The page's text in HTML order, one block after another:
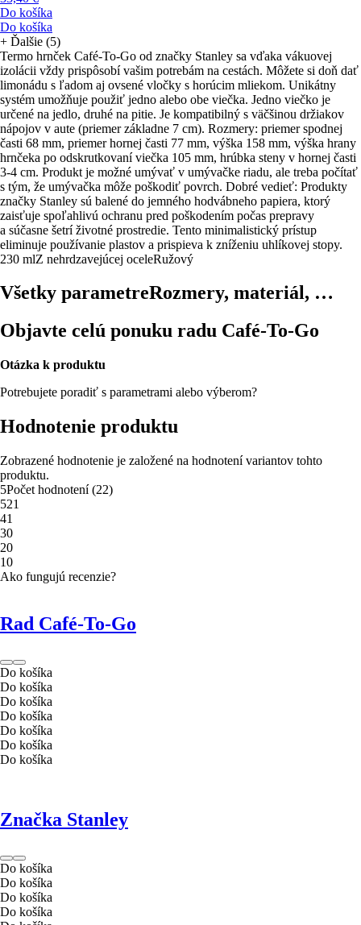
Do košíka
Do košíka
+ Ďalšie (5)
Termo hrnček Café-To-Go od značky Stanley sa vďaka vákuovej
izolácii vždy prispôsobí vašim potrebám na cestách. Môžete si doň dať
limonádu s ľadom aj ovsené vločky s horúcim mliekom. Unikátny
systém umožňuje použiť jedno alebo obe viečka. Jedno viečko je
určené na jedlo, druhé na pitie. Je kompatibilný s väčšinou držiakov
nápojov v aute (priemer základne 7 cm). Rozmery: priemer spodnej
časti 68 mm, priemer hornej časti 77 mm, výška 158 mm, výška hrany
hrnčeka po odskrutkovaní viečka 105 mm, hrúbka steny v hornej časti
3-4 cm. Produkt je možné umývať v umývačke riadu, ale treba počítať
s tým, že umývačka môže poškodiť povrch. Dobré vedieť: Produkty
značky Stanley sú balené do jemného hodvábneho papiera, ktorý
zaisťuje spoľahlivú ochranu pred poškodením počas prepravy
a súčasne šetrí životné prostredie. Tento minimalistický prístup
eliminuje používanie plastov a prispieva k zníženiu uhlíkovej stopy.
230 mlZ nehrdzavejúcej oceleRužový
Všetky parametreRozmery, materiál, …
Objavte celú ponuku radu Café-To-Go
Otázka k produktu
Potrebujete poradiť s parametrami alebo výberom?
Hodnotenie produktu
Zobrazené hodnotenie je založené na hodnotení variantov tohto
produktu.
5Počet hodnotení(22)
521
41
30
20
10
Ako fungujú recenzie?
Rad Café-To-Go
Do košíka
Do košíka
Do košíka
Do košíka
Do košíka
Do košíka
Do košíka
Značka Stanley
Do košíka
Do košíka
Do košíka
Do košíka